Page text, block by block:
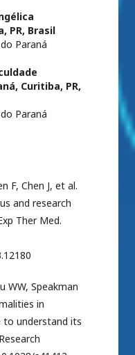
PR, Brasil
Paraná
Curitiba, PR,
Paraná
F, Chen J, et al.
and research
Ther Med.
WW, Speakman
in
to understand its